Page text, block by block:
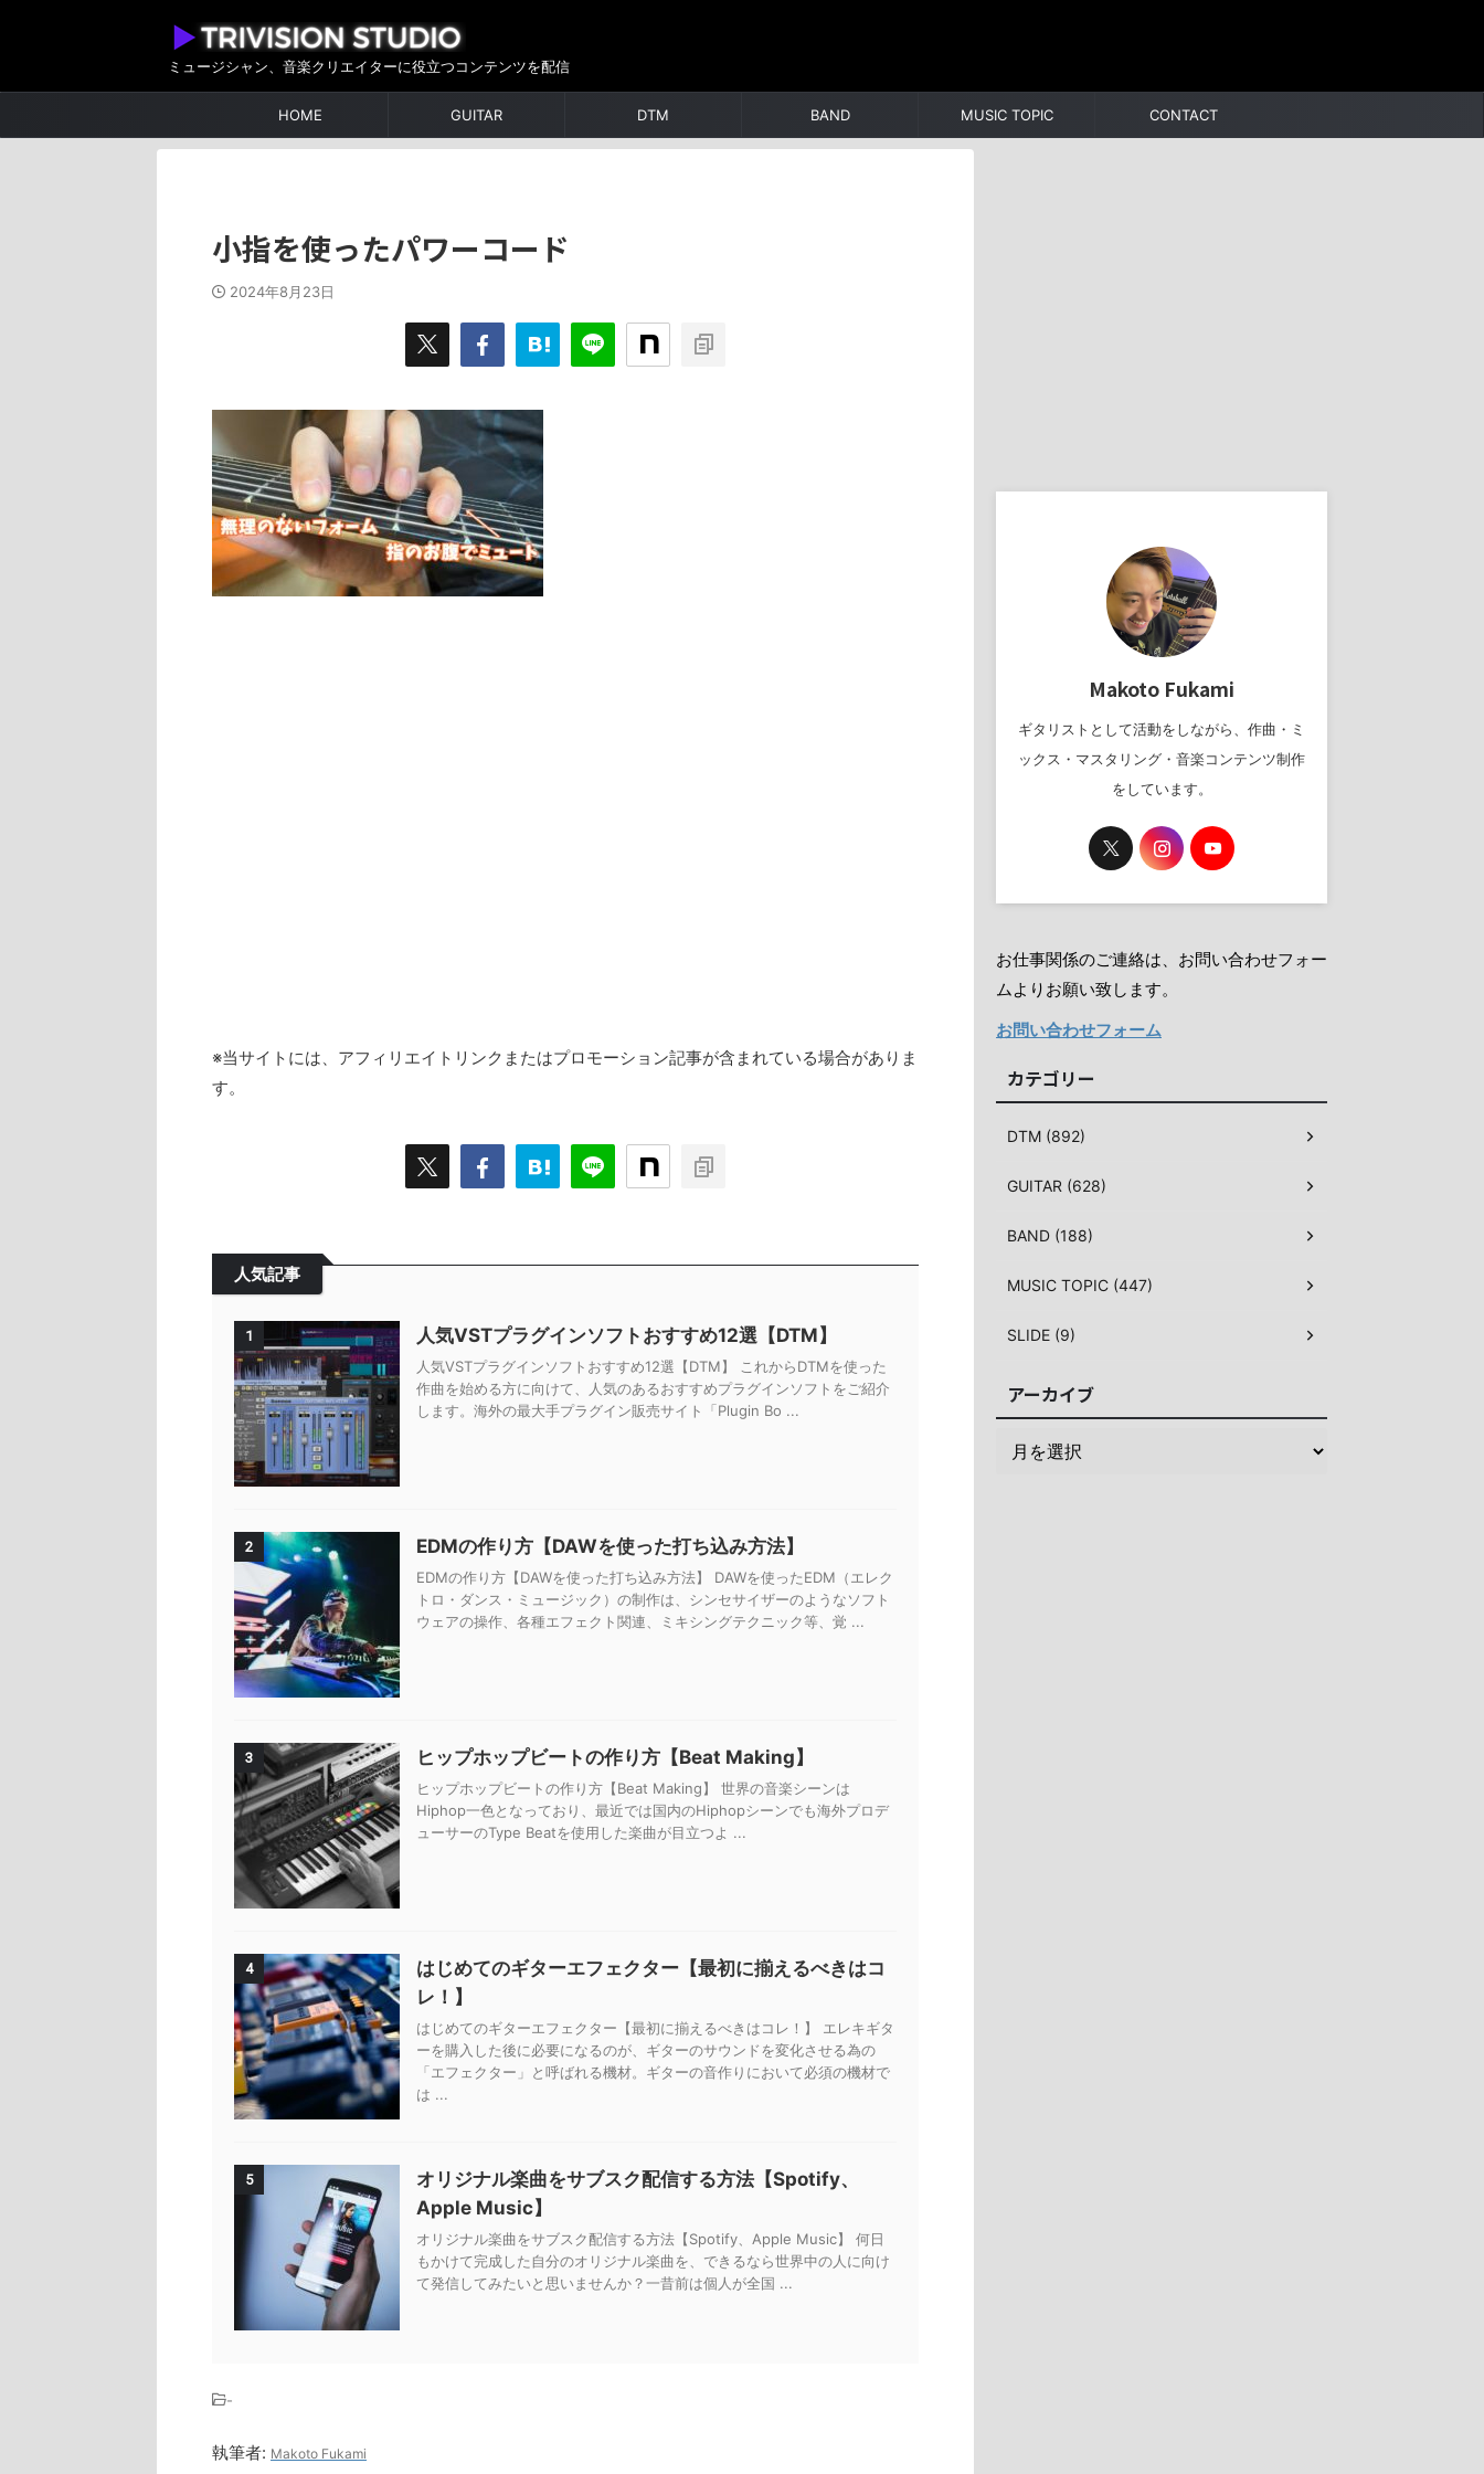
ミュージシャン、音楽クリエイターに役立つコンテンツを配信
HOME GUITAR DTM BAND MUSIC TOPIC CONTACT
小指を使ったパワーコード
2024年8月23日
※当サイトには、アフィリエイトリンクまたはプロモーション記事が含まれている場合がありま
す。
人気記事
1 人気VSTプラグインソフトおすすめ12選【DTM】
人気VSTプラグインソフトおすすめ12選【DTM】 これからDTMを使った
作曲を始める方に向けて、人気のあるおすすめプラグインソフトをご紹介
します。海外の最大手プラグイン販売サイト「Plugin Bo ...
2 EDMの作り方【DAWを使った打ち込み方法】
EDMの作り方【DAWを使った打ち込み方法】 DAWを使ったEDM（エレク
トロ・ダンス・ミュージック）の制作は、シンセサイザーのようなソフト
ウェアの操作、各種エフェクト関連、ミキシングテクニック等、覚 ...
3 ヒップホップビートの作り方【Beat Making】
ヒップホップビートの作り方【Beat Making】 世界の音楽シーンは
Hiphop一色となっており、最近では国内のHiphopシーンでも海外プロデ
ューサーのType Beatを使用した楽曲が目立つよ ...
4
はじめてのギターエフェクター【最初に揃えるべきはコ
レ！】
はじめてのギターエフェクター【最初に揃えるべきはコレ！】 エレキギタ
ーを購入した後に必要になるのが、ギターのサウンドを変化させる為の
「エフェクター」と呼ばれる機材。ギターの音作りにおいて必須の機材で
は ...
5
オリジナル楽曲をサブスク配信する方法【Spotify、
Apple Music】
オリジナル楽曲をサブスク配信する方法【Spotify、Apple Music】 何日
もかけて完成した自分のオリジナル楽曲を、できるなら世界中の人に向け
て発信してみたいと思いませんか？一昔前は個人が全国 ...
-
執筆者: Makoto Fukami
Makoto Fukami
ギタリストとして活動をしながら、作曲・ミ
ックス・マスタリング・音楽コンテンツ制作
をしています。
お仕事関係のご連絡は、お問い合わせフォー
ムよりお願い致します。
お問い合わせフォーム
カテゴリー
DTM (892)
GUITAR (628)
BAND (188)
MUSIC TOPIC (447)
SLIDE (9)
アーカイブ